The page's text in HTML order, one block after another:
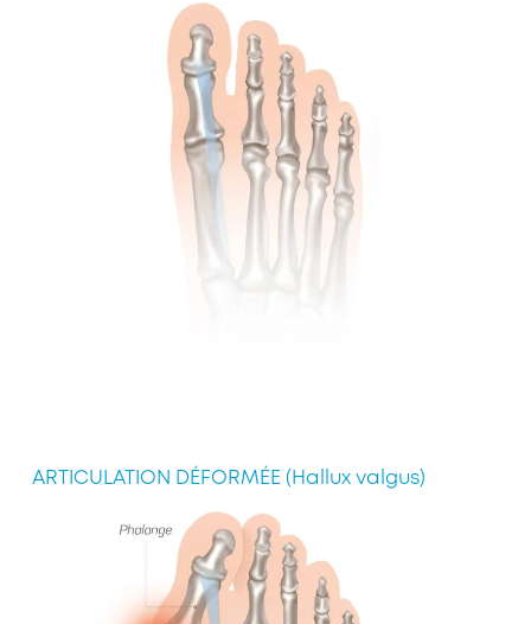
ARTICULATION DÉFORMÉE (Hallux valgus)